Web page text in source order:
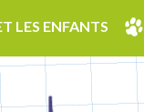
LES ENFANTS